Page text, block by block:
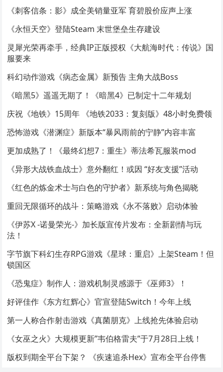
《刺客信条：影》成全美销量亚军 育碧股价应声上涨
《永恒天空》登陆Steam 末世堡垒生存建设
灵犀光荣再牵手，经典IP正版授权《大航海时代：传说》国
服要来
科幻动作游戏《病态金属》新预告 主角大战Boss
《暗黑5》遥遥无期了！《暗黑4》已制定十二年规划
庆祝《地铁》15周年 《地铁2033：复刻版》48小时免费领
恐怖游戏《潜渊症》新版本“暴风雨前的宁静”内容丰富
更加成熟了！《最终幻想7：重生》蒂法希瓦服装mod
《异形大战铁血战士》意外翻红！或因 “好友支援”活动
《红色的炼金术士与白色的守护者》新系统与角色揭晓
重回无限循环的战斗：策略游戏《永不落败》启动体验
《伊苏X -诺曼荣光-》加长版宣传片发布：全新剧情与玩
法！
字节旗下科幻生存RPG游戏《星球：重启》上架Steam！但
锁国区
《恐鬼症》制作人：游戏机制灵感源于《巫师3》！
好评佳作《东方红辉心》官宣登陆Switch！今年上线
第一人称合作射击游戏《真菌朋克》上线抢先体验启动
《女巫之火》大规模更新”韦伯格雷夫”于7月28日上线！
版权到期全平台下架？ 《疾速追杀Hex》宣布全平台停售